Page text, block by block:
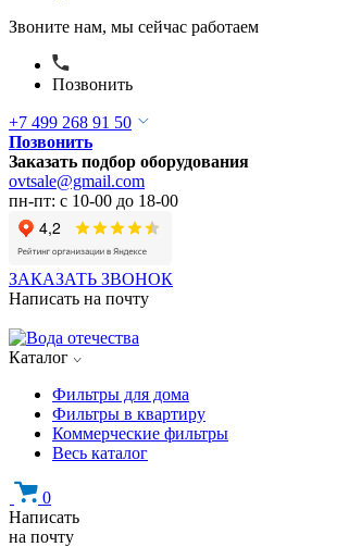
Звоните нам, мы сейчас работаем
Позвонить
+7 499 268 91 50
Позвонить
Заказать подбор оборудования
ovtsale@gmail.com
пн-пт: с 10-00 до 18-00
ЗАКАЗАТЬ ЗВОНОК
Написать на почту
Каталог
Фильтры для дома
Фильтры в квартиру
Коммерческие фильтры
Весь каталог
0
Написать
на почту